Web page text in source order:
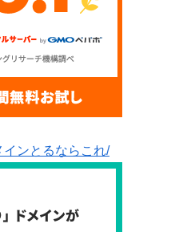
ンとるならこれ/